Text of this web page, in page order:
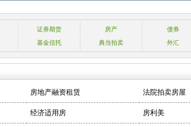
证券期货
基金信托
房产
典当拍卖
债券
外汇
房地产融资租赁 法院拍卖房屋
经济适用房 房利美